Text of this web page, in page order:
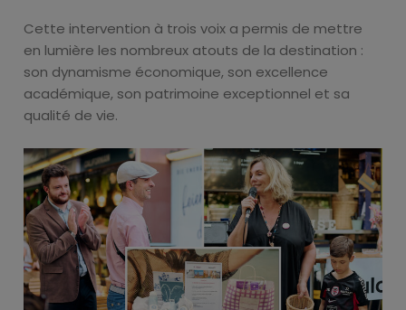
Cette intervention à trois voix a permis de mettre
en lumière les nombreux atouts de la destination :
son dynamisme économique, son excellence
académique, son patrimoine exceptionnel et sa
qualité de vie.